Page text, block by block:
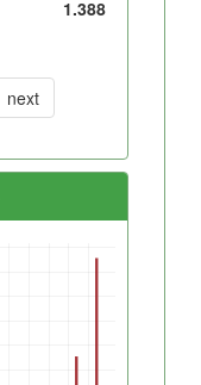
1.388
next